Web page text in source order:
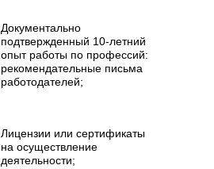
Документально
подтвержденный 10-летний
опыт работы по профессий:
рекомендательные письма
работодателей;
Лицензии или сертификаты
на осуществление
деятельности;